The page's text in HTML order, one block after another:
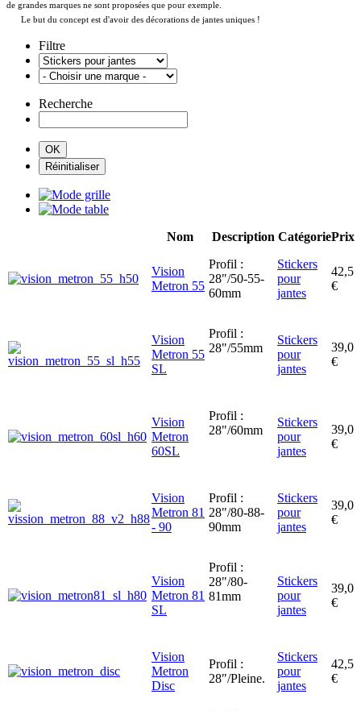
de grandes marques ne sont proposées que pour exemple.
Le but du concept est d'avoir des décorations de jantes uniques !
Filtre
Recherche
Nom Description CatégoriePrix
Vision
Metron 55
Profil :
28"/50-55-
60mm
Stickers
pour
jantes
42,5
€
Vision
Metron 55
SL
Profil :
28"/55mm
Stickers
pour
jantes
39,0
€
Vision
Metron
60SL
Profil :
28"/60mm
Stickers
pour
jantes
39,0
€
Vision
Metron 81
- 90
Profil :
28"/80-88-
90mm
Stickers
pour
jantes
39,0
€
Vision
Metron 81
SL
Profil :
28"/80-
81mm
Stickers
pour
jantes
39,0
€
Vision
Metron
Disc
Profil :
28"/Pleine.
Stickers
pour
jantes
42,5
€